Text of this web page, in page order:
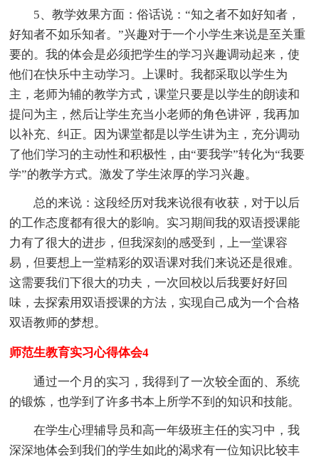
5、教学效果方面：俗话说：“知之者不如好知者，
好知者不如乐知者。”兴趣对于一个小学生来说是至关重
要的。我的体会是必须把学生的学习兴趣调动起来，使
他们在快乐中主动学习。上课时。我都采取以学生为
主，老师为辅的教学方式，课堂只要是以学生的朗读和
提问为主，然后让学生充当小老师的角色讲评，我再加
以补充、纠正。因为课堂都是以学生讲为主，充分调动
了他们学习的主动性和积极性，由“要我学”转化为“我要
学”的教学方式。激发了学生浓厚的学习兴趣。
总的来说：这段经历对我来说很有收获，对于以后
的工作态度都有很大的影响。实习期间我的双语授课能
力有了很大的进步，但我深刻的感受到，上一堂课容
易，但要想上一堂精彩的双语课对我们来说还是很难。
这需要我们下很大的功夫，一次回校以后我要好好回
味，去探索用双语授课的方法，实现自己成为一个合格
双语教师的梦想。
师范生教育实习心得体会4
通过一个月的实习，我得到了一次较全面的、系统
的锻炼，也学到了许多书本上所学不到的知识和技能。
在学生心理辅导员和高一年级班主任的实习中，我
深深地体会到我们的学生如此的渴求有一位知识比较丰